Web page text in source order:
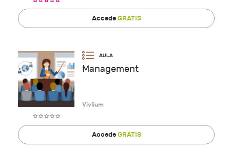
AccedeGRATIS
Management
Vivlium
AccedeGRATIS